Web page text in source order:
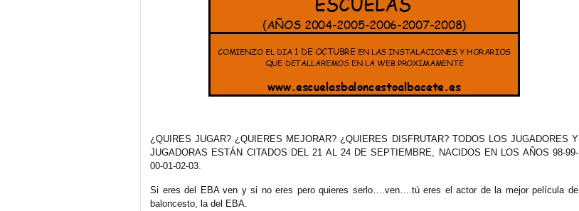
¿QUIRES JUGAR? ¿QUIERES MEJORAR? ¿QUIERES DISFRUTAR? TODOS LOS JUGADORES Y
JUGADORAS ESTÁN CITADOS DEL 21 AL 24 DE SEPTIEMBRE, NACIDOS EN LOS AÑOS 98-99-
00-01-02-03.
Si eres del EBA ven y si no eres pero quieres serlo….ven….tú eres el actor de la mejor película de
baloncesto, la del EBA.